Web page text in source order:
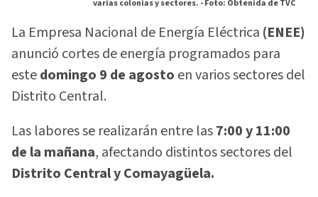
varias colonias y sectores. -Foto: Obtenida de TVC
La Empresa Nacional de Energía Eléctrica (ENEE)
anunció cortes de energía programados para
estedomingo 9 de agosto en varios sectores del
Distrito Central.
Las labores se realizarán entre las7:00 y 11:00
de la mañana, afectando distintos sectores del
Distrito Central y Comayagüela.